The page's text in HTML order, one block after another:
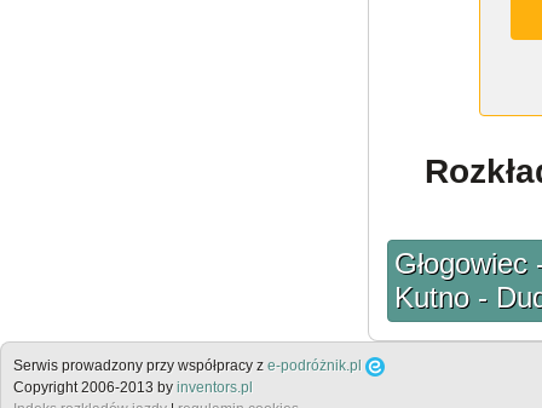
Kutno -
Serwis prowadzony przy współpracy z e-podróżnik.pl
Copyright 2006-2013 by inventors.pl